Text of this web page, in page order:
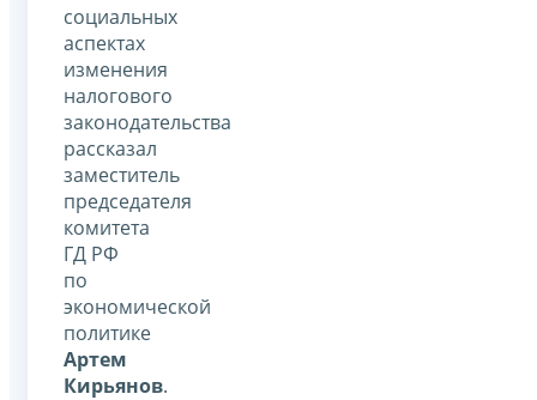
социальных
аспектах
изменения
налогового
законодательства
рассказал
заместитель
председателя
комитета
ГД РФ
по
экономической
политике
Артем
Кирьянов.